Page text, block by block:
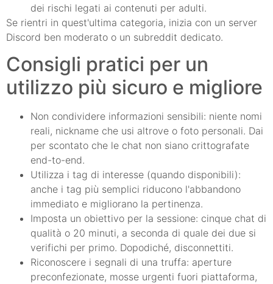
dei rischi legati ai contenuti per adulti.
Se rientri in quest'ultima categoria, inizia con un server
Discord ben moderato o un subreddit dedicato.
Consigli pratici per un
utilizzo più sicuro e migliore
Non condividere informazioni sensibili: niente nomi
reali, nickname che usi altrove o foto personali. Dai
per scontato che le chat non siano crittografate
end-to-end.
Utilizza i tag di interesse (quando disponibili):
anche i tag più semplici riducono l'abbandono
immediato e migliorano la pertinenza.
Imposta un obiettivo per la sessione: cinque chat di
qualità o 20 minuti, a seconda di quale dei due si
verifichi per primo. Dopodiché, disconnettiti.
Riconoscere i segnali di una truffa: aperture
preconfezionate, mosse urgenti fuori piattaforma,